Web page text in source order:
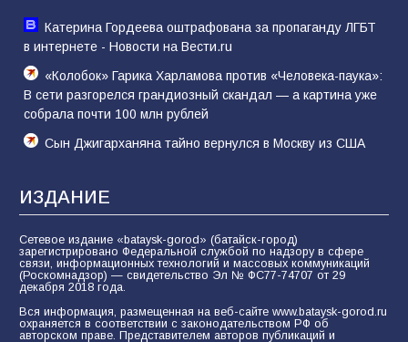
Катерина Гордеева оштрафована за пропаганду ЛГБТ
в интернете - Новости на Вести.ru
«Колобок» Гарика Харламова против «Человека-паука»:
В сети разгорелся грандиозный скандал — а картина уже
собрала почти 100 млн рублей
Сын Джигарханяна тайно вернулся в Москву из США
ИЗДАНИЕ
Сетевое издание «bataysk-gorod» (батайск-город)
зарегистрировано Федеральной службой по надзору в сфере
связи, информационных технологий и массовых коммуникаций
(Роскомнадзор) — свидетельство Эл № ФС77-74707 от 29
декабря 2018 года.
Вся информация, размещенная на веб-сайте www.bataysk-gorod.ru
охраняется в соответствии с законодательством РФ об
авторском праве. Представителем авторов публикаций и